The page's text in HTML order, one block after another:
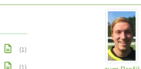
(1)
(1)